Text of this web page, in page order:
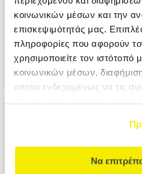
κοινωνικών μέσων και την
επισκεψιμότητάς μας.
πληροφορίες που αφορούν
χρησιμοποιείτε τον
κοινωνικών μέσων,
οποίοι ενδεχομένως να τις
Να
28/05/26 A3
Ο επαγγελματισμος σε ολο το
προτιμησουμε στο επομενο
ATHANASIA MRS
ΗΜΕΡΕΣ 29/05/26 ΑΖ
ΥΠΕΡΟΧΟ ΤΑΞΙΔΙ ΠΟΥ ΜΑΣ